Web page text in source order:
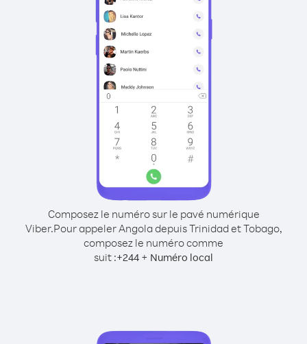
Composez le numéro sur le pavé numérique
Viber.Pour appeler Angola depuis Trinidad et Tobago,
composez le numéro comme
suit :+244 + Numéro local